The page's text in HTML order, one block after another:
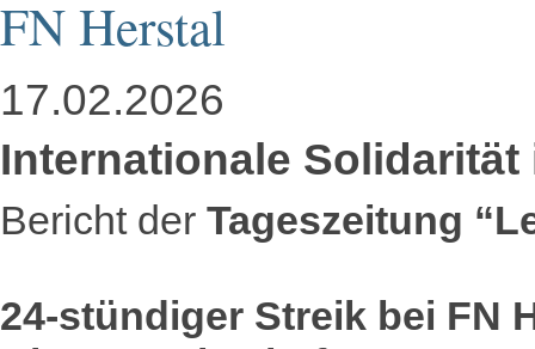
FN Herstal
17.02.2026
Internationale Solidarität
Bericht der Tageszeitung
24-stündiger Streik bei FN